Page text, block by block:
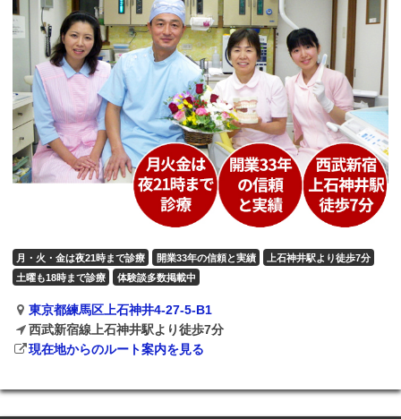
月・火・金は夜21時まで診療 開業33年の信頼と実績
上石神井駅より徒歩7分
土曜も18時まで診療
体験談多数掲載中
東京都練馬区上石神井4-27-5-B1
西武新宿線上石神井駅より徒歩7分
現在地からのルート案内を見る